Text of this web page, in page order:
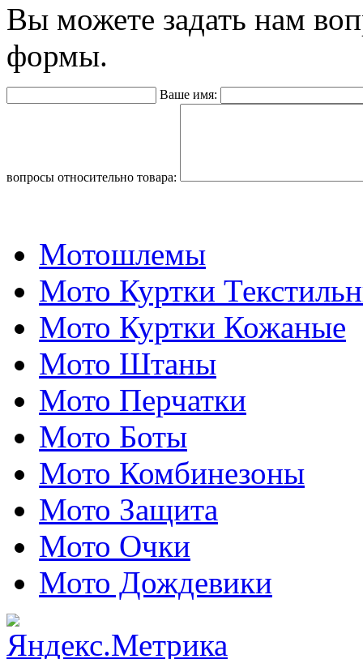
Вы можете задать нам
формы.
Ваше имя:
вопросы относительно товара:
Мотошлемы
Мото Куртки
Мото Куртки Кожаные
Мото Штаны
Мото Перчатки
Мото Боты
Мото Комбинезоны
Мото Защита
Мото Очки
Мото Дождевики